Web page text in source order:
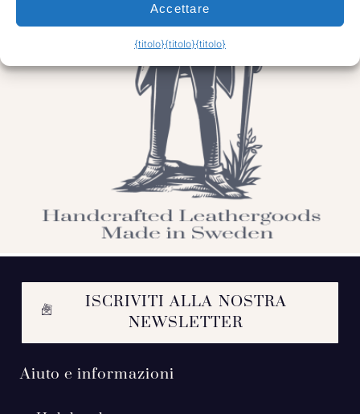
Accettare
{titolo}{titolo}{titolo}
ISCRIVITI ALLA NOSTRA
NEWSLETTER
Aiuto e informazioni